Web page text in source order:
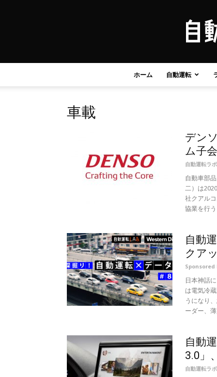
ホーム 自動運転
車載
デン
ム子
自動運転ラ
自動車部
二）は
社クアル
協業を行
自動
クア
Sponsored
日本神話
は電気冷
うになり
ーダー、
自動
3.0」
自動運転ラ